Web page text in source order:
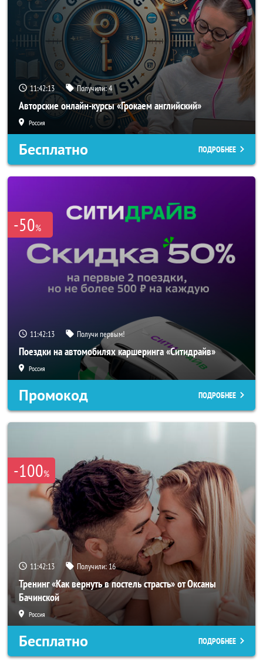
11:42:11 Получили:4
Авторские онлайн-курсы «Грокаем английский»
Россия
Бесплатно ПОДРОБНЕЕ
-50%
11:42:11 Получи первым!
Поездки на автомобилях каршеринга «Ситидрайв»
Россия
Промокод ПОДРОБНЕЕ
-100%
11:42:11 Получили: 16
Тренинг «Как вернуть в постель страсть» от Оксаны
Бачинской
Россия
Бесплатно ПОДРОБНЕЕ